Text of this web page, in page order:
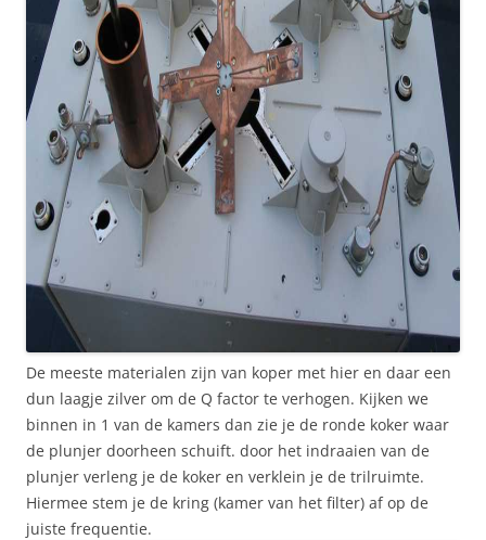
De meeste materialen zijn van koper met hier en daar een
dun laagje zilver om de Q factor te verhogen. Kijken we
binnen in 1 van de kamers dan zie je de ronde koker waar
de plunjer doorheen schuift. door het indraaien van de
plunjer verleng je de koker en verklein je de trilruimte.
Hiermee stem je de kring (kamer van het filter) af op de
juiste frequentie.